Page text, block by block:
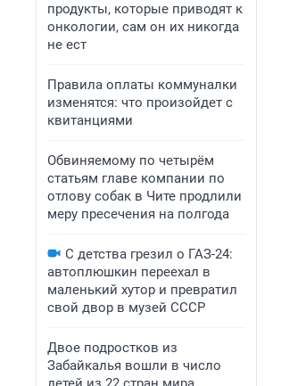
продукты, которые приводят к
онкологии, сам он их никогда
не ест
Правила оплаты коммуналки
изменятся: что произойдет с
квитанциями
Обвиняемому по четырём
статьям главе компании по
отлову собак в Чите продлили
меру пресечения на полгода
С детства грезил о ГАЗ-24:
автоплюшкин переехал в
маленький хутор и превратил
свой двор в музей СССР
Двое подростков из
Забайкалья вошли в число